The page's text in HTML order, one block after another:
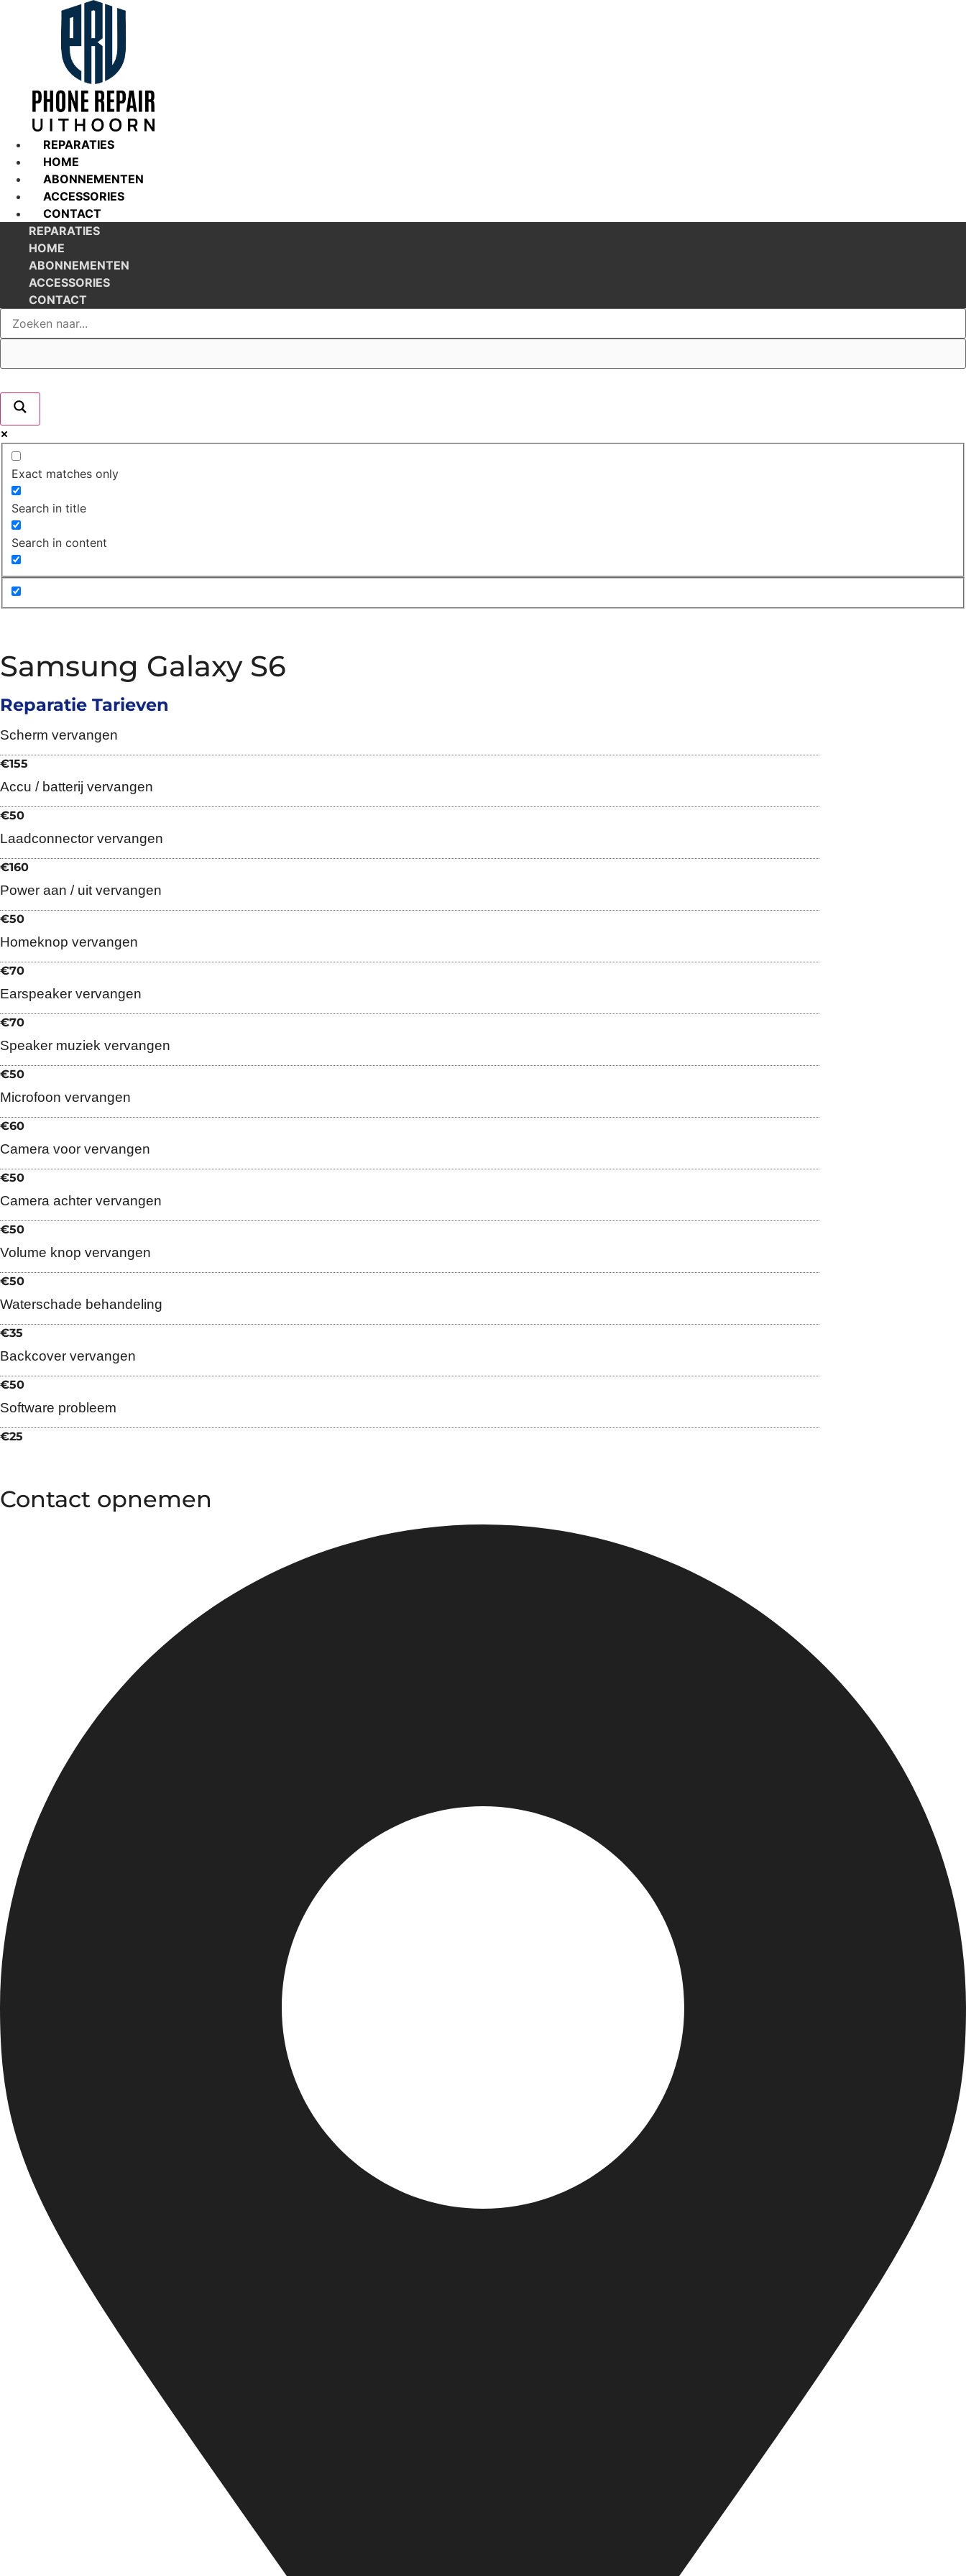
REPARATIES
HOME
ABONNEMENTEN
ACCESSORIES
CONTACT
REPARATIES
HOME
ABONNEMENTEN
ACCESSORIES
CONTACT
Exact matches only
Search in title
Search in content
Samsung Galaxy S6
Reparatie Tarieven
Scherm vervangen
€155
Accu / batterij vervangen
€50
Laadconnector vervangen
€160
Power aan / uit vervangen
€50
Homeknop vervangen
€70
Earspeaker vervangen
€70
Speaker muziek vervangen
€50
Microfoon vervangen
€60
Camera voor vervangen
€50
Camera achter vervangen
€50
Volume knop vervangen
€50
Waterschade behandeling
€35
Backcover vervangen
€50
Software probleem
€25
Contact opnemen